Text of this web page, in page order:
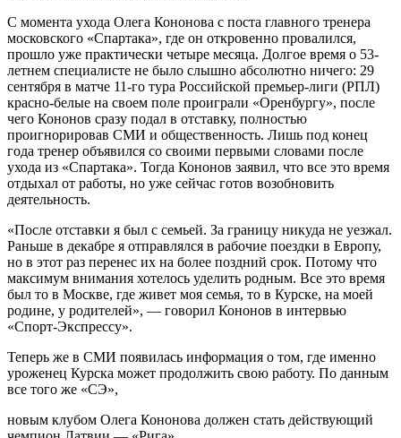
С момента ухода Олега Кононова с поста главного тренера
московского «Спартака», где он откровенно провалился,
прошло уже практически четыре месяца. Долгое время о 53-
летнем специалисте не было слышно абсолютно ничего: 29
сентября в матче 11-го тура Российской премьер-лиги (РПЛ)
красно-белые на своем поле проиграли «Оренбургу», после
чего Кононов сразу подал в отставку, полностью
проигнорировав СМИ и общественность. Лишь под конец
года тренер объявился со своими первыми словами после
ухода из «Спартака». Тогда Кононов заявил, что все это время
отдыхал от работы, но уже сейчас готов возобновить
деятельность.
«После отставки я был с семьей. За границу никуда не уезжал.
Раньше в декабре я отправлялся в рабочие поездки в Европу,
но в этот раз перенес их на более поздний срок. Потому что
максимум внимания хотелось уделить родным. Все это время
был то в Москве, где живет моя семья, то в Курске, на моей
родине, у родителей», — говорил Кононов в интервью
«Спорт-Экспрессу».
Теперь же в СМИ появилась информация о том, где именно
уроженец Курска может продолжить свою работу. По данным
все того же «СЭ»,
новым клубом Олега Кононова должен стать действующий